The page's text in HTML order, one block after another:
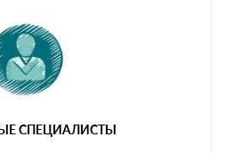
СПЕЦИАЛИСТЫ